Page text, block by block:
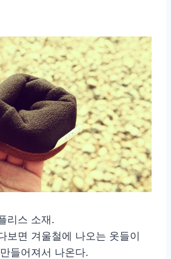
리스 소재.
보면 겨울철에 나오는 옷들이
들어져서 나온다.